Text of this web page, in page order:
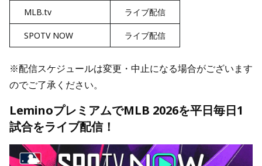
MLB.tv ライブ配信
SPOTV NOW ライブ配信
※配信スケジュールは変更・中止になる場合がございます
のでご了承ください。
LeminoプレミアムでMLB 2026を平日毎日1
試合をライブ配信！